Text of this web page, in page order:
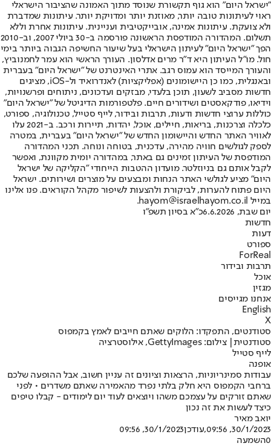
"ישראל היום" הוא גוף תקשורת שנוסד מתוך האמונה שהציבור הישראלי
ראוי לעיתונות טובה יותר, מאוזנת יותר ומדויקת יותר. עיתונות שמדברת
ולא צועקת. עיתונות אמינה, אובייקטיבית ועניינית. עיתונות אחרת וללא
תשלום. המהדורה המודפסת הראשונה פורסמה ב-30 ביולי 2007, וב-2010
הפך "ישראל היום" לעיתון הישראלי בעל שיעור החשיפה הגבוה ביותר בימי
חול. מו"ל העיתון היא ד"ר מרים אדלסון. העורך הראשי הוא עמר לחמנוביץ,
והעורך המייסד הוא עמוס רגב. אתרי האינטרנט של "ישראל היום" בעברית
ובאנגלית, כמו כן היישומונים (אפליקציות) לאנדרואיד ול-iOS, מציגים
חדשות מסביב לשעון, תוכן בלעדי, מבזקים ועדכונים, ניתוחים ופרשנויות,
וידיאו, פודקאסטים ושידורים חיים. פלטפורמות הדיגיטל של "ישראל היום"
כוללות ערוצי חדשות ודעות, תרבות ובידור, לייף סטייל, טכנולוגיה, ספורט,
כלכלה וצרכנות, בריאות, חיילים, אוכל, יהדות, תיירות ורכב. ב-2021 עלו
לאוויר האתר החדש והיישומון החדש של "ישראל היום" בעברית, במטרה
לספק לגולשים חוויה מהירה, עדכנית, בטוחה ונוחה. תכני המהדורה
המודפסת של העיתון זמינים גם באתר, במהדורה יומית מקוונת, ואפשר
לקבל אותם גם בניוזלטר. מועדון ההטבות הייחודי "הקליקה של ישראל
היום" מציע לגולשי האתר הנחות ומבצעים על מוצרים ושירותים. ישראל
היום פתוח להערות, לביקורת ולהצעות לשיפור מקהל הקוראים. פנו אלינו
במייל hayom@israelhayom.co.il.
יום שבת, 6.6.2026
כ"א בסיון תשפ"ו
חדשות
דעות
ספורט
ForReal
תרבות ובידור
אוכל
מגזין
אנחנו מגייסים
English
X
סטודנטים, התפקדו: הלוקים שאתם חייבים לאמץ בקמפוס
סטודנטית| צילום: GettyImages, אילוסטרציה
לייף סטייל
אופנה
עבודות סמינריוניות, הרצאות וציונים זה עניין חשוב, אבל ההופעה שלכם
ברחבי הקמפוס היא חלק בלתי נפרד מהאמירה שאתם משדרים • לפני
שאתם זורקים על עצמכם משהו ויוצאים לעוד יום לימודים - קבלו טיפים
כיצד לעשות את זה נכון
יואב מאיר
30/1/2023, 09:56
,עודכן30/1/2023, 09:56
0השמעה